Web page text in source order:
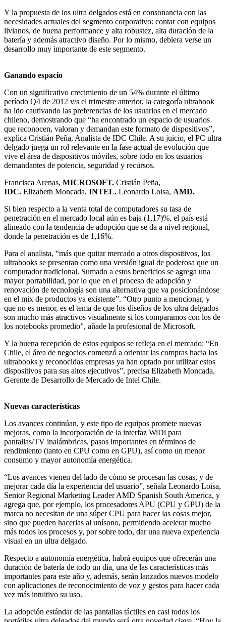
Y la propuesta de los ultra delgados está en consonancia con las
necesidades actuales del segmento corporativo: contar con equipos
livianos, de buena performance y alta robustez, alta duración de la
batería y además atractivo diseño. Por lo mismo, debiera verse un
desarrollo muy importante de este segmento.
Ganando espacio
Con un significativo crecimiento de un 54% durante el último
período Q4 de 2012 v/s el trimestre anterior, la categoría ultrabook
ha ido cautivando las preferencias de los usuarios en el mercado
chileno, demostrando que “ha encontrado un espacio de usuarios
que reconocen, valoran y demandan este formato de dispositivos”,
explica Cristián Peña, Analista de IDC Chile. A su juicio, el PC ultra
delgado juega un rol relevante en la fase actual de evolución que
vive el área de dispositivos móviles, sobre todo en los usuarios
demandantes de potencia, seguridad y recursos.
Francisca Arenas, MICROSOFT. Cristián Peña,
IDC. Elizabeth Moncada, INTEL. Leonardo Loisa, AMD.
Si bien respecto a la venta total de computadores su tasa de
penetración en el mercado local aún es baja (1,17)%, el país está
alineado con la tendencia de adopción que se da a nivel regional,
donde la penetración es de 1,16%.
Para el analista, “más que quitar mercado a otros dispositivos, los
ultrabooks se presentan como una versión igual de poderosa que un
computador tradicional. Sumado a estos beneficios se agrega una
mayor portabilidad, por lo que en el proceso de adopción y
renovación de tecnología son una alternativa que va posicionándose
en el mix de productos ya existente”. “Otro punto a mencionar, y
que no es menor, es el tema de que los diseños de los ultra delgados
son mucho más atractivos visualmente si los comparamos con los de
los notebooks promedio”, añade la profesional de Microsoft.
Y la buena recepción de estos equipos se refleja en el mercado: “En
Chile, el área de negocios comenzó a orientar las compras hacia los
ultrabooks y reconocidas empresas ya han optado por utilizar estos
dispositivos para sus altos ejecutivos”, precisa Elizabeth Moncada,
Gerente de Desarrollo de Mercado de Intel Chile.
Nuevas características
Los avances continúan, y este tipo de equipos promete nuevas
mejoras, como la incorporación de la interfaz WiDi para
pantallas/TV inalámbricas, pasos importantes en términos de
rendimiento (tanto en CPU como en GPU), así como un menor
consumo y mayor autonomía energética.
“Los avances vienen del lado de cómo se procesan las cosas, y de
mejorar cada día la experiencia del usuario”, señala Leonardo Loisa,
Senior Regional Marketing Leader AMD Spanish South America, y
agrega que, por ejemplo, los procesadores APU (CPU y GPU) de la
marca no necesitan de una súper CPU para hacer las cosas mejor,
sino que pueden hacerlas al unísono, permitiendo acelerar mucho
más todos los procesos y, por sobre todo, dar una nueva experiencia
visual en un ultra delgado.
Respecto a autonomía energética, habrá equipos que ofrecerán una
duración de batería de todo un día, una de las características más
importantes para este año y, además, serán lanzados nuevos modelo
con aplicaciones de reconocimiento de voz y gestos para hacer cada
vez más intuitivo su uso.
La adopción estándar de las pantallas táctiles en casi todos los